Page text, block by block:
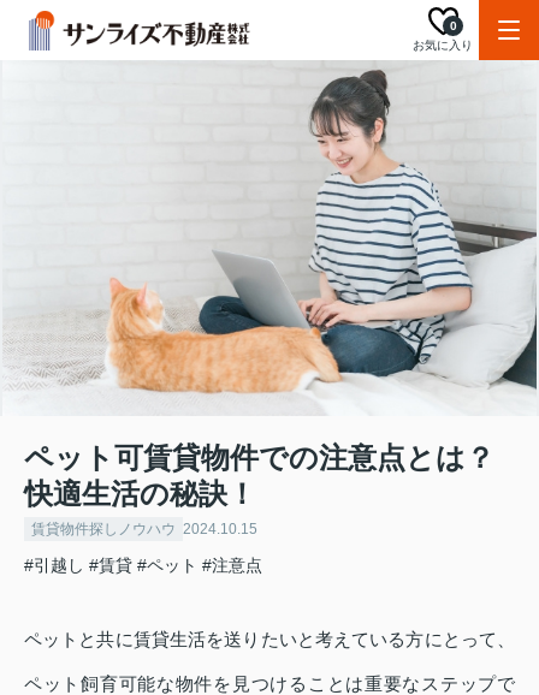
お気に入り
0
ペット可賃貸物件での注意点とは？
快適生活の秘訣！
賃貸物件探しノウハウ 2024.10.15
#引越し #賃貸 #ペット #注意点
ペットと共に賃貸生活を送りたいと考えている方にとって、
ペット飼育可能な物件を見つけることは重要なステップで